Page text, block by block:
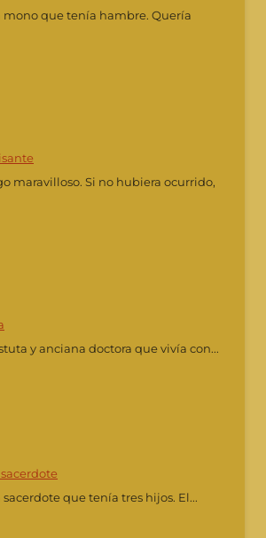
mono que tenía hambre. Quería
maravilloso. Si no hubiera ocurrido,
y anciana doctora que vivía con...
que tenía tres hijos. El...